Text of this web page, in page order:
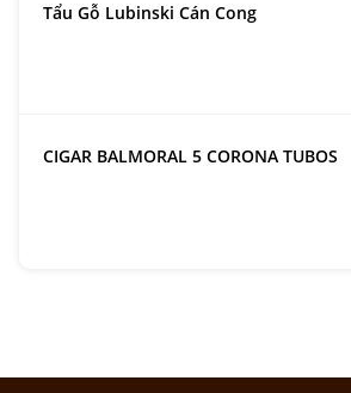
Tẩu Gỗ Lubinski Cán Cong
CIGAR BALMORAL 5 CORONA TUBOS